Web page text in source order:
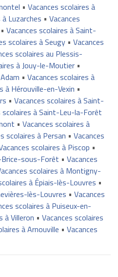
• Vacances scolaires à
Luzarches • Vacances
• Vacances scolaires à Saint-
scolaires à Seugy• Vacances
scolaires au Plessis-
à Jouy-le-Moutier•
• Vacances scolaires à
à Hérouville-en-Vexin •
• Vacances scolaires à Saint-
scolaires à Saint-Leu-la-Forêt
• Vacances scolaires à
scolaires à Persan • Vacances
scolaires à Piscop •
Brice-sous-Forêt • Vacances
scolaires à Montigny-
à Épiais-lès-Louvres •
lès-Louvres • Vacances
scolaires à Puiseux-en-
à Villeron • Vacances scolaires
à Arnouville • Vacances